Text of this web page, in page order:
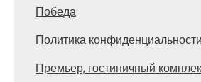
Победа
Политика конфиденциальности
Премьер, гостиничный